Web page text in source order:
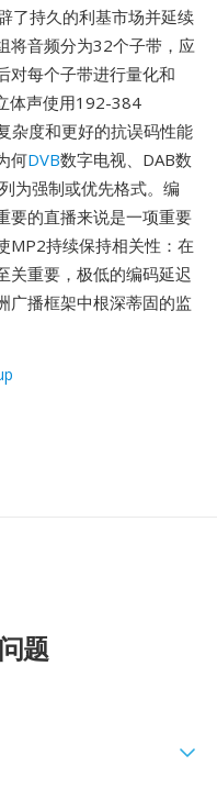
了持久的利基市场并延续
将音频分为32个子带，应
对每个子带进行量化和
体声使用192-384
杂度和更好的抗误码性能
何DVB数字电视、DAB数
为强制或优先格式。编
要的直播来说是一项重要
MP2持续保持相关性：在
关重要，极低的编码延迟
广播框架中根深蒂固的监
题